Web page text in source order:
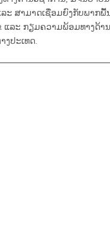
ສາມາດເຊື່ອມຍົງກັບພາກພື້
ລະ ກຽມຄວາມພ້ອມທາງດ້
ປະເທດ.